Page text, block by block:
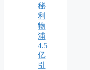
秘
利
物
浦
4.5
亿
引